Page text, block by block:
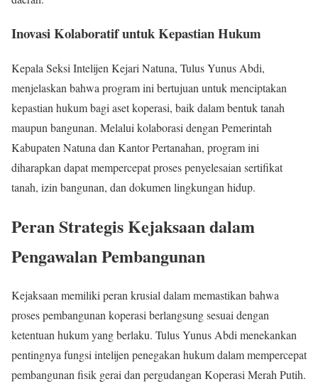
Inovasi Kolaboratif untuk Kepastian Hukum
Kepala Seksi Intelijen Kejari Natuna, Tulus Yunus Abdi,
menjelaskan bahwa program ini bertujuan untuk menciptakan
kepastian hukum bagi aset koperasi, baik dalam bentuk tanah
maupun bangunan. Melalui kolaborasi dengan Pemerintah
Kabupaten Natuna dan Kantor Pertanahan, program ini
diharapkan dapat mempercepat proses penyelesaian sertifikat
tanah, izin bangunan, dan dokumen lingkungan hidup.
Peran Strategis Kejaksaan dalam
Pengawalan Pembangunan
Kejaksaan memiliki peran krusial dalam memastikan bahwa
proses pembangunan koperasi berlangsung sesuai dengan
ketentuan hukum yang berlaku. Tulus Yunus Abdi menekankan
pentingnya fungsi intelijen penegakan hukum dalam mempercepat
pembangunan fisik gerai dan pergudangan Koperasi Merah Putih.